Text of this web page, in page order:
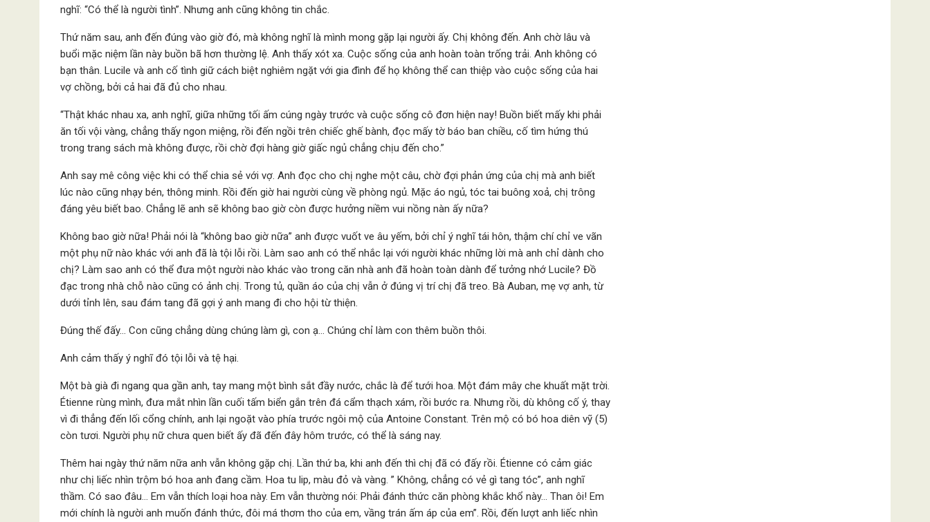
nghĩ: “Có thể là người tình”. Nhưng anh cũng không tin chắc.
Thứ năm sau, anh đến đúng vào giờ đó, mà không nghĩ là mình mong gặp lại người ấy. Chị không đến. Anh chờ lâu và
buổi mặc niệm lần này buồn bã hơn thường lệ. Anh thấy xót xa. Cuộc sống của anh hoàn toàn trống trải. Anh không có
bạn thân. Lucile và anh cố tình giữ cách biệt nghiêm ngặt với gia đình để họ không thể can thiệp vào cuộc sống của hai
vợ chồng, bởi cả hai đã đủ cho nhau.
“Thật khác nhau xa, anh nghĩ, giữa những tối ấm cúng ngày trước và cuộc sống cô đơn hiện nay! Buồn biết mấy khi phải
ăn tối vội vàng, chẳng thấy ngon miệng, rồi đến ngồi trên chiếc ghế bành, đọc mấy tờ báo ban chiều, cố tìm hứng thú
trong trang sách mà không được, rồi chờ đợi hàng giờ giấc ngủ chẳng chịu đến cho.”
Anh say mê công việc khi có thể chia sẻ với vợ. Anh đọc cho chị nghe một câu, chờ đợi phản ứng của chị mà anh biết
lúc nào cũng nhạy bén, thông minh. Rồi đến giờ hai người cùng về phòng ngủ. Mặc áo ngủ, tóc tai buông xoả, chị trông
đáng yêu biết bao. Chẳng lẽ anh sẽ không bao giờ còn được hưởng niềm vui nồng nàn ấy nữa?
Không bao giờ nữa! Phải nói là “không bao giờ nữa” anh được vuốt ve âu yếm, bởi chỉ ý nghĩ tái hôn, thậm chí chỉ ve vãn
một phụ nữ nào khác với anh đã là tội lỗi rồi. Làm sao anh có thể nhắc lại với người khác những lời mà anh chỉ dành cho
chị? Làm sao anh có thể đưa một người nào khác vào trong căn nhà anh đã hoàn toàn dành để tưởng nhớ Lucile? Đồ
đạc trong nhà chỗ nào cũng có ảnh chị. Trong tủ, quần áo của chị vẫn ở đúng vị trí chị đã treo. Bà Auban, mẹ vợ anh, từ
dưới tỉnh lên, sau đám tang đã gợi ý anh mang đi cho hội từ thiện.
Đúng thế đấy… Con cũng chẳng dùng chúng làm gì, con ạ… Chúng chỉ làm con thêm buồn thôi.
Anh cảm thấy ý nghĩ đó tội lỗi và tệ hại.
Một bà già đi ngang qua gần anh, tay mang một bình sắt đầy nước, chắc là để tưới hoa. Một đám mây che khuất mặt trời.
Étienne rùng mình, đưa mắt nhìn lần cuối tấm biển gắn trên đá cẩm thạch xám, rồi bước ra. Nhưng rồi, dù không cố ý, thay
vì đi thẳng đến lối cổng chính, anh lại ngoặt vào phía trước ngôi mộ của Antoine Constant. Trên mộ có bó hoa diên vỹ (5)
còn tươi. Người phụ nữ chưa quen biết ấy đã đến đây hôm trước, có thể là sáng nay.
Thêm hai ngày thứ năm nữa anh vẫn không gặp chị. Lần thứ ba, khi anh đến thì chị đã có đấy rồi. Étienne có cảm giác
như chị liếc nhìn trộm bó hoa anh đang cầm. Hoa tu lip, màu đỏ và vàng. ” Không, chẳng có vẻ gì tang tóc”, anh nghĩ
thầm. Có sao đâu… Em vẫn thích loại hoa này. Em vẫn thường nói: Phải đánh thức căn phòng khắc khổ này… Than ôi! Em
mới chính là người anh muốn đánh thức, đôi má thơm tho của em, vầng trán ấm áp của em”. Rồi, đến lượt anh liếc nhìn